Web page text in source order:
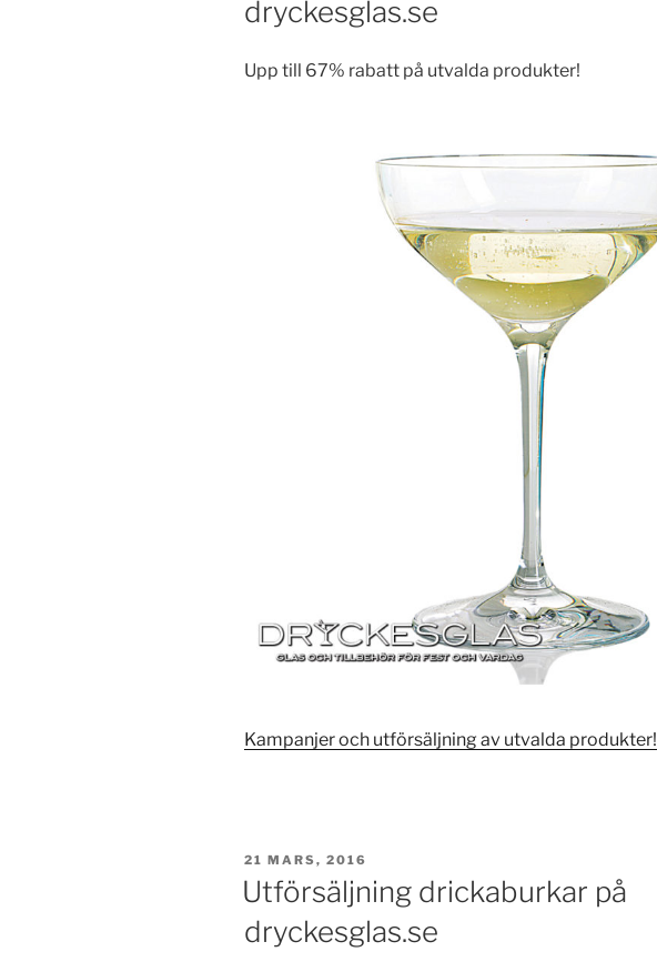
dryckesglas.se
Upp till 67% rabatt på utvalda produkter!
Kampanjer och utförsäljning av utvalda produkter!
PUBLICERAT
21 MARS, 2016
Utförsäljning drickaburkar på
dryckesglas.se